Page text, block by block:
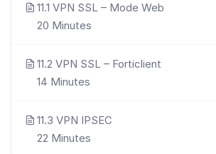
11.1 VPN SSL – Mode Web
20 Minutes
11.2 VPN SSL – Forticlient
14 Minutes
11.3 VPN IPSEC
22 Minutes